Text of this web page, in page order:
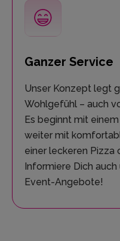
Ganzer Service
Unser Konzept legt
Wohlgefühl – auch
Es beginnt mit
weiter mit
einer leckeren Pizza
Informiere Dich
Event-Angebote!